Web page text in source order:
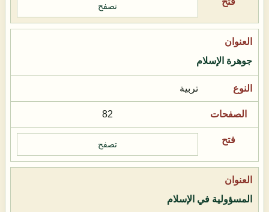
تصفح
جوهرة الإسلام
تربية
82
تصفح
المسؤولية في الإسلام